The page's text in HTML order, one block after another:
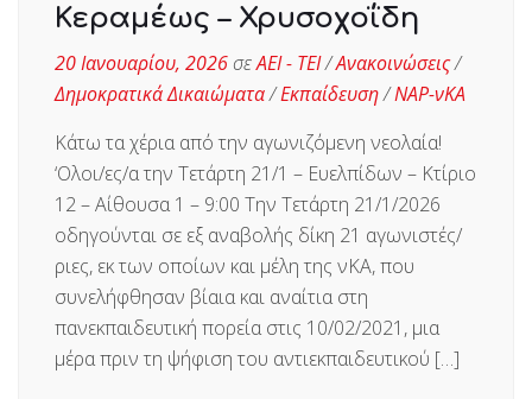
Κεραμέως – Χρυσοχοΐδη
20 Ιανουαρίου, 2026σεΑΕΙ - ΤΕΙ/Ανακοινώσεις/
Δημοκρατικά Δικαιώματα/Εκπαίδευση/ΝΑΡ-νΚΑ
Κάτω τα χέρια από την αγωνιζόμενη νεολαία!
‘Ολοι/ες/α την Τετάρτη 21/1 – Ευελπίδων – Κτίριο
12 – Αίθουσα 1 – 9:00 Την Τετάρτη 21/1/2026
οδηγούνται σε εξ αναβολής δίκη 21 αγωνιστές/
ριες, εκ των οποίων και μέλη της νΚΑ, που
συνελήφθησαν βίαια και αναίτια στη
πανεκπαιδευτική πορεία στις 10/02/2021, μια
μέρα πριν τη ψήφιση του αντιεκπαιδευτικού […]